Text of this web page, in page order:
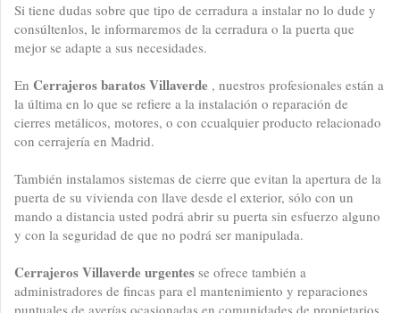
Si tiene dudas sobre que tipo de cerradura a instalar no lo dude y
consúltenlos, le informaremos de la cerradura o la puerta que
mejor se adapte a sus necesidades.
En Cerrajeros baratos Villaverde , nuestros profesionales están a
la última en lo que se refiere a la instalación o reparación de
cierres metálicos, motores, o con ccualquier producto relacionado
con cerrajería en Madrid.
También instalamos sistemas de cierre que evitan la apertura de la
puerta de su vivienda con llave desde el exterior, sólo con un
mando a distancia usted podrá abrir su puerta sin esfuerzo alguno
y con la seguridad de que no podrá ser manipulada.
Cerrajeros Villaverde urgentes se ofrece también a
administradores de fincas para el mantenimiento y reparaciones
puntuales de averías ocasionadas en comunidades de propietarios